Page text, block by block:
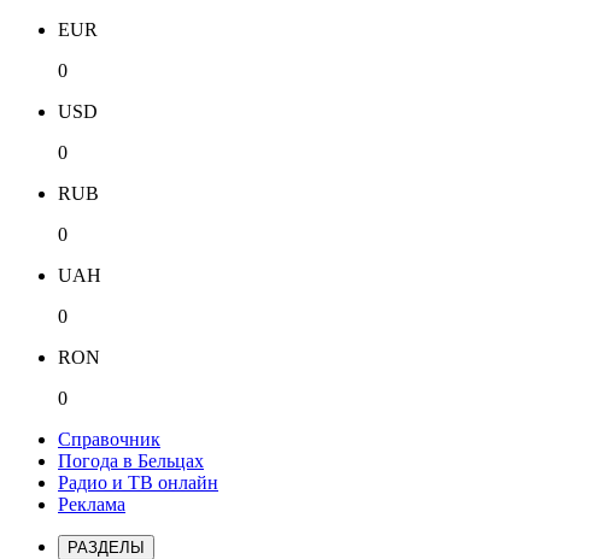
EUR
0
USD
0
RUB
0
UAH
0
RON
0
Справочник
Погода в Бельцах
Радио и ТВ онлайн
Реклама
РАЗДЕЛЫ